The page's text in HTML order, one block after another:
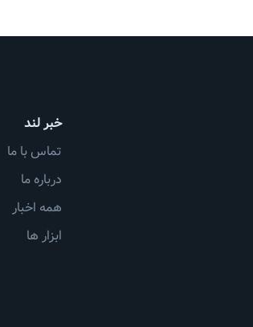
خبر لند
تماس با ما
درباره ما
همه اخبار
ابزار ها